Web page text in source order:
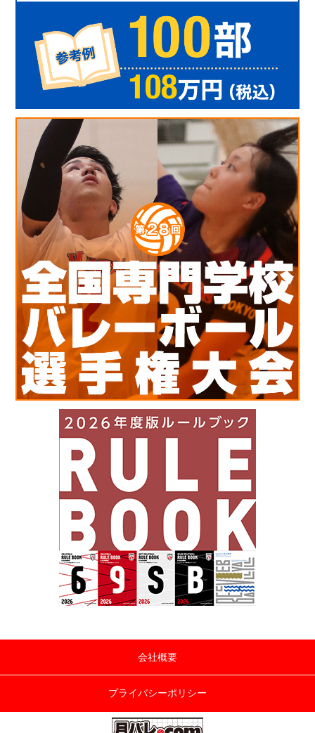
会社概要
プライバシーポリシー